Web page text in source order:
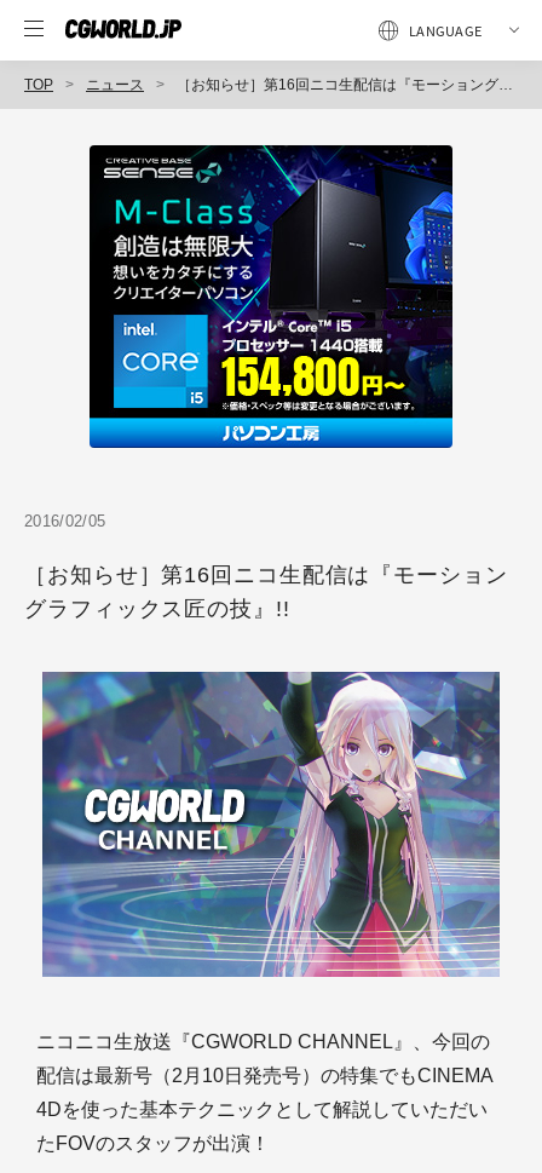
TOP ニュース ［お知らせ］第16回ニコ生配信は『モーショングラフィックス匠の技』!!
2016/02/05
［お知らせ］第16回ニコ生配信は『モーション
グラフィックス匠の技』!!
ニコニコ生放送『CGWORLD CHANNEL』、今回の
配信は最新号（2月10日発売号）の特集でもCINEMA
4Dを使った基本テクニックとして解説していただい
たFOVのスタッフが出演！